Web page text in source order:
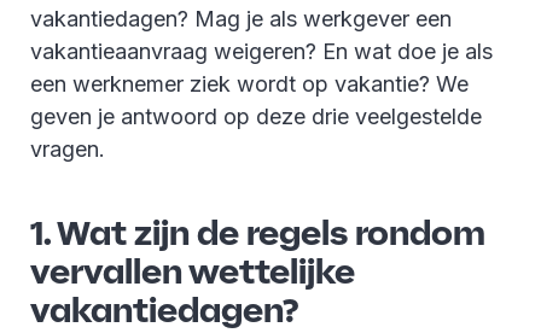
vakantiedagen? Mag je als werkgever een
vakantieaanvraag weigeren? En wat doe je als
een werknemer ziek wordt op vakantie? We
geven je antwoord op deze drie veelgestelde
vragen.
1. Wat zijn de regels rondom
vervallen wettelijke
vakantiedagen?